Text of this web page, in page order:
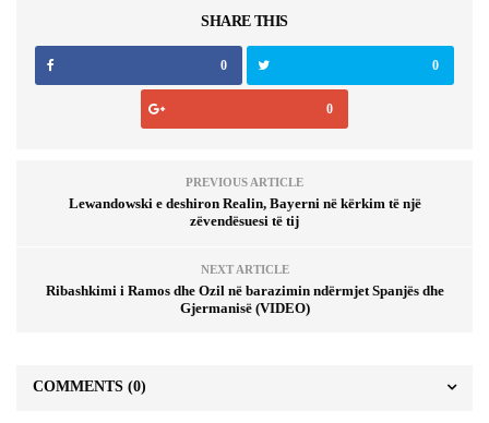
SHARE THIS
0 0
0
PREVIOUS ARTICLE
Lewandowski e deshiron Realin, Bayerni në kërkim të një
zëvendësuesi të tij
NEXT ARTICLE
Ribashkimi i Ramos dhe Ozil në barazimin ndërmjet Spanjës dhe
Gjermanisë (VIDEO)
COMMENTS (0)